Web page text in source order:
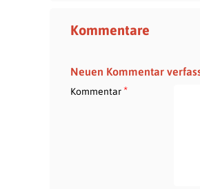
Kommentare
Neuen Kommentar
Kommentar*